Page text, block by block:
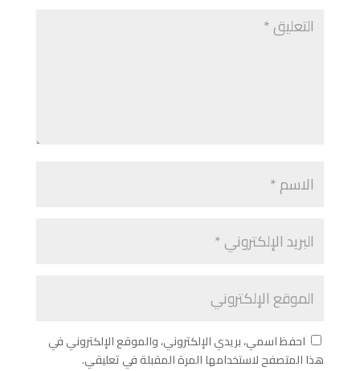
احفظ اسمي، بريدي الإلكتروني، والموقع الإلكتروني في
هذا المتصفح لاستخدامها المرة المقبلة في تعليقي.